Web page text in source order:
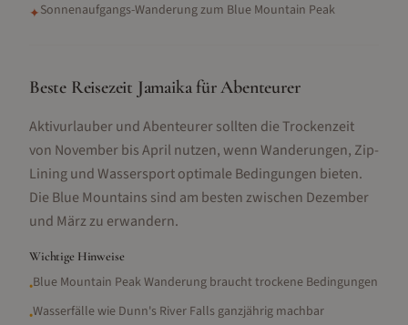
✦Sonnenaufgangs-Wanderung zum Blue Mountain Peak
Beste Reisezeit Jamaika für Abenteurer
Aktivurlauber und Abenteurer sollten die Trockenzeit
von November bis April nutzen, wenn Wanderungen, Zip-
Lining und Wassersport optimale Bedingungen bieten.
Die Blue Mountains sind am besten zwischen Dezember
und März zu erwandern.
Wichtige Hinweise
•Blue Mountain Peak Wanderung braucht trockene Bedingungen
•Wasserfälle wie Dunn's River Falls ganzjährig machbar